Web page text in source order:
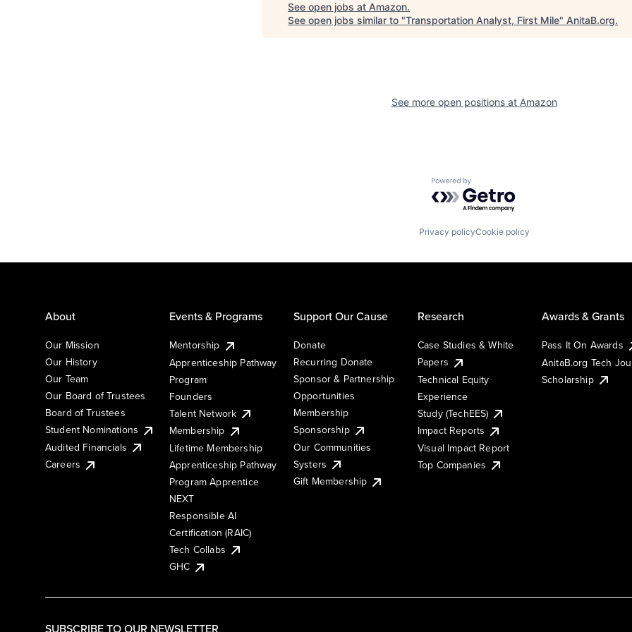
See open jobs at Amazon.
See open jobs similar to "Transportation Analyst, First Mile" AnitaB.org.
See more open positions at Amazon
Powered by Getro.com
Privacy policyCookie policy
SUBSCRIBE TO OUR NEWSLETTER
About
Our Mission
Our History
Our Team
Our Board of Trustees
Board of Trustees
Student Nominations
Audited Financials
Careers
Events & Programs
Mentorship
Apprenticeship Pathway
Program
Founders
Talent Network
Membership
Lifetime Membership
Apprenticeship Pathway
Program Apprentice
NEXT
Responsible AI
Certification (RAIC)
Tech Collabs
GHC
Support Our Cause
Donate
Recurring Donate
Sponsor & Partnership
Opportunities
Membership
Sponsorship
Our Communities
Systers
Gift Membership
Research
Case Studies & White
Papers
Technical Equity
Experience
Study (TechEES)
Impact Reports
Visual Impact Report
Top Companies
Awards & Grants
Pass It On Awards
AnitaB.org Tech
Scholarship